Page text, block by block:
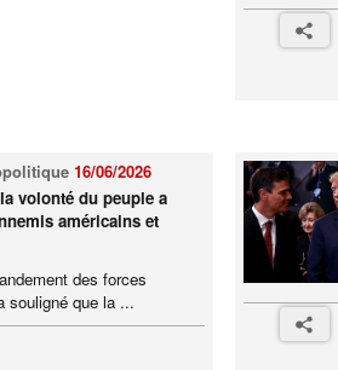
16/06/2026
volonté du peuple a
américains et
des forces
souligné que la ...